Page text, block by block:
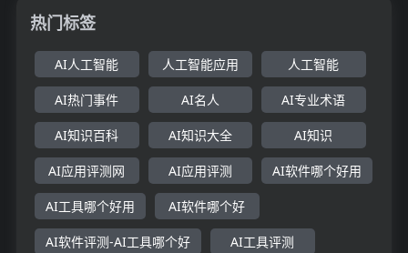
热门标签
AI人工智能 人工智能应用 人工智能
AI热门事件 AI名人 AI专业术语
AI知识百科 AI知识大全 AI知识
AI应用评测网 AI应用评测 AI软件哪个好用
AI工具哪个好用 AI软件哪个好
AI软件评测-AI工具哪个好 AI工具评测